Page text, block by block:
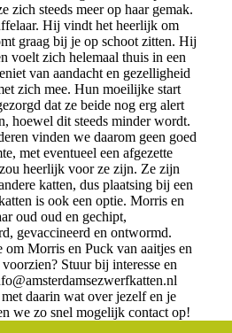
zich steeds meer op haar gemak.
Hij vindt het heerlijk om
graag bij je op schoot zitten. Hij
voelt zich helemaal thuis in een
van aandacht en gezelligheid
zich mee. Hun moeilijke start
dat ze beide nog erg alert
hoewel dit steeds minder wordt.
vinden we daarom geen goed
met eventueel een afgezette
heerlijk voor ze zijn. Ze zijn
katten, dus plaatsing bij een
is ook een optie. Morris en
oud oud en gechipt,
gevaccineerd en ontwormd.
Morris en Puck van aaitjes en
Stuur bij interesse en
daarin wat over jezelf en je
we zo snel mogelijk contact op!